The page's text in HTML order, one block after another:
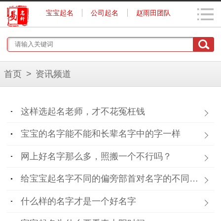
宝宝起名 公司起名 赵雨田团队
首页 > 资讯频道
这样选起名老师，才不花冤枉钱
宝宝的名字能不能和长辈名字中的字一样
网上好名字那么多，照搬一个不行吗？
给宝宝起名字不同的偏旁部首对名字的不同影响
什么样的名字才是一个好名字